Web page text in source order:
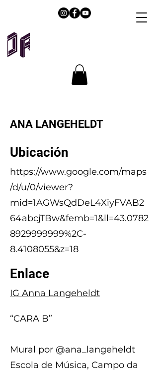
ANA LANGEHELDT
Ubicación
https://www.google.com/maps
/d/u/0/viewer?
mid=1AGWsQdDeL4XiyFVAB2
64abcjTBw&femb=1&ll=43.0782
8929999999%2C-
8.4108055&z=18
Enlace
IG Anna Langeheldt
“CARA B”
Mural por @ana_langeheldt
Escola de Música, Campo da